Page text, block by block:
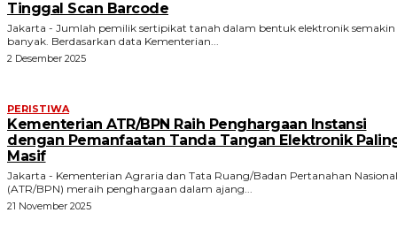
Tinggal Scan Barcode
Jakarta - Jumlah pemilik sertipikat tanah dalam bentuk elektronik semakin
banyak. Berdasarkan data Kementerian...
2 Desember 2025
PERISTIWA
Kementerian ATR/BPN Raih Penghargaan Instansi
dengan Pemanfaatan Tanda Tangan Elektronik
Masif
Jakarta - Kementerian Agraria dan Tata Ruang/Badan Pertanahan Nasional
(ATR/BPN) meraih penghargaan dalam ajang...
21 November 2025